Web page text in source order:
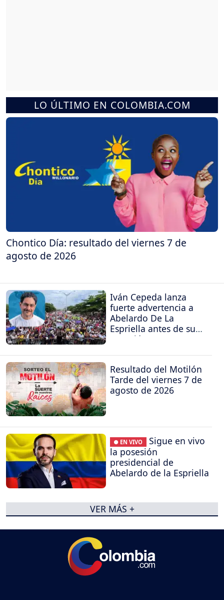
LO ÚLTIMO EN COLOMBIA.COM
Chontico Día: resultado del viernes 7 de
agosto de 2026
Iván Cepeda lanza
fuerte advertencia a
Abelardo De La
Espriella antes de su
posesión
Resultado del Motilón
Tarde del viernes 7 de
agosto de 2026
● EN VIVO
Sigue en vivo
la posesión
presidencial de
Abelardo de la Espriella
VER MÁS +